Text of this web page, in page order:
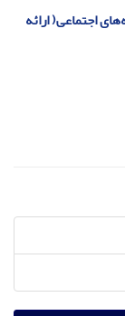
اجتماعی( ارائه